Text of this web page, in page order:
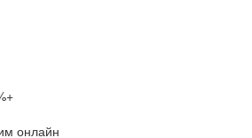
онлайн